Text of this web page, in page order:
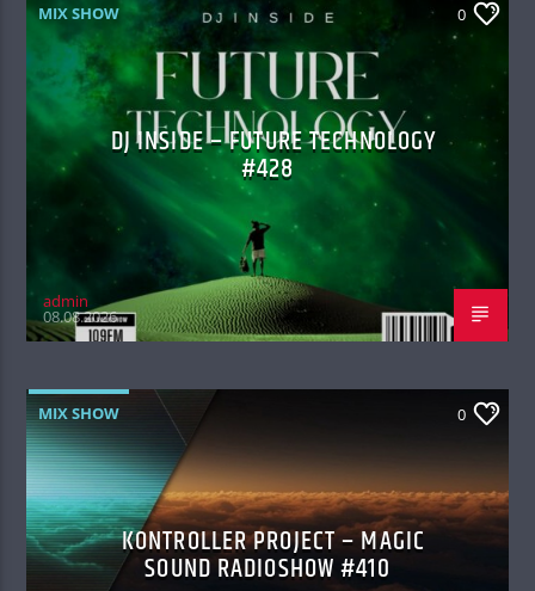
MIX SHOW 0
DJ INSIDE – FUTURE TECHNOLOGY
#428
admin
08.08.2026
MIX SHOW 0
KONTROLLER PROJECT – MAGIC
SOUND RADIOSHOW #410